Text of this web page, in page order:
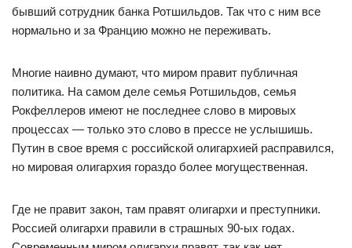
бывший сотрудник банка Ротшильдов. Так что с ним все
нормально и за Францию можно не переживать.
Многие наивно думают, что миром правит публичная
политика. На самом деле семья Ротшильдов, семья
Рокфеллеров имеют не последнее слово в мировых
процессах — только это слово в прессе не услышишь.
Путин в свое время с российской олигархией расправился,
но мировая олигархия гораздо более могущественная.
Где не правит закон, там правят олигархи и преступники.
Россией олигархи правили в страшных 90-ых годах.